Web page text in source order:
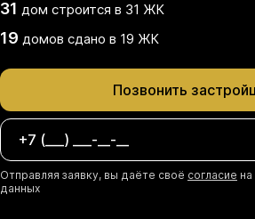
31 дом строится в 31 ЖК
19 домов сдано в 19 ЖК
Позвонить
Отправляя заявку, вы даёте своё согласие
данных